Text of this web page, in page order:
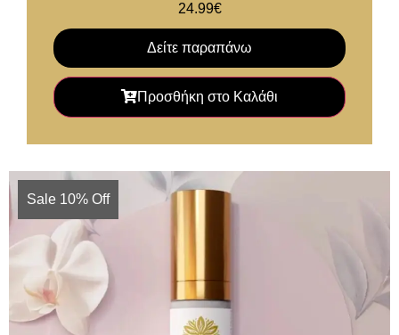
24.99€
Δείτε παραπάνω
Προσθήκη στο Καλάθι
Sale 10% Off